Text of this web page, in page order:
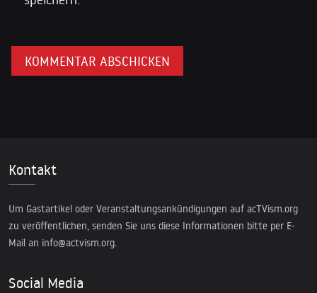
Kontakt
Um Gastartikel oder Veranstaltungsankündigungen auf acTVism.org
zu veröffentlichen, senden Sie uns diese Informationen bitte per E-
Mail an info@actvism.org.
Social Media